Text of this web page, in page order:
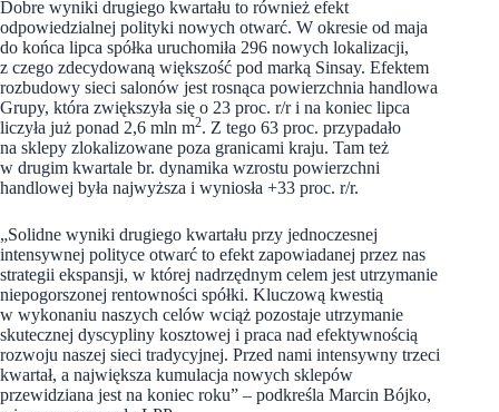
Dobre wyniki drugiego kwartału to również efekt
odpowiedzialnej polityki nowych otwarć. W okresie od maja
do końca lipca spółka uruchomiła 296 nowych lokalizacji,
z czego zdecydowaną większość pod marką Sinsay. Efektem
rozbudowy sieci salonów jest rosnąca powierzchnia handlowa
Grupy, która zwiększyła się o 23 proc. r/r i na koniec lipca
liczyła już ponad 2,6 mln m2. Z tego 63 proc. przypadało
na sklepy zlokalizowane poza granicami kraju. Tam też
w drugim kwartale br. dynamika wzrostu powierzchni
handlowej była najwyższa i wyniosła +33 proc. r/r.
„Solidne wyniki drugiego kwartału przy jednoczesnej
intensywnej polityce otwarć to efekt zapowiadanej przez nas
strategii ekspansji, w której nadrzędnym celem jest utrzymanie
niepogorszonej rentowności spółki. Kluczową kwestią
w wykonaniu naszych celów wciąż pozostaje utrzymanie
skutecznej dyscypliny kosztowej i praca nad efektywnością
rozwoju naszej sieci tradycyjnej. Przed nami intensywny trzeci
kwartał, a największa kumulacja nowych sklepów
przewidziana jest na koniec roku” – podkreśla Marcin Bójko,